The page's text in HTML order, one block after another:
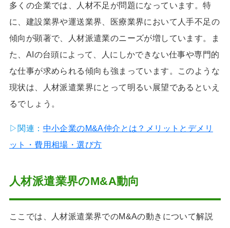
多くの企業では、人材不足が問題になっています。特
に、建設業界や運送業界、医療業界において人手不足の
傾向が顕著で、人材派遣業のニーズが増しています。ま
た、AIの台頭によって、人にしかできない仕事や専門的
な仕事が求められる傾向も強まっています。このような
現状は、人材派遣業界にとって明るい展望であるといえ
るでしょう。
▷関連： 中小企業のM&A仲介とは？メリットとデメリ
ット・費用相場・選び方
人材派遣業界のM&A動向
ここでは、人材派遣業界でのM&Aの動きについて解説